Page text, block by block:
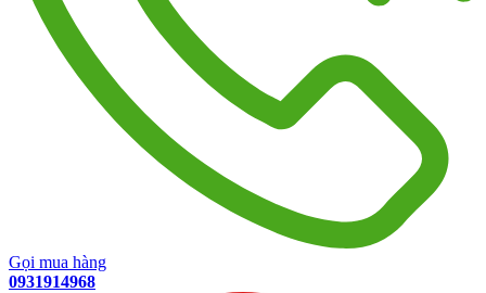
Gọi mua hàng
0931914968